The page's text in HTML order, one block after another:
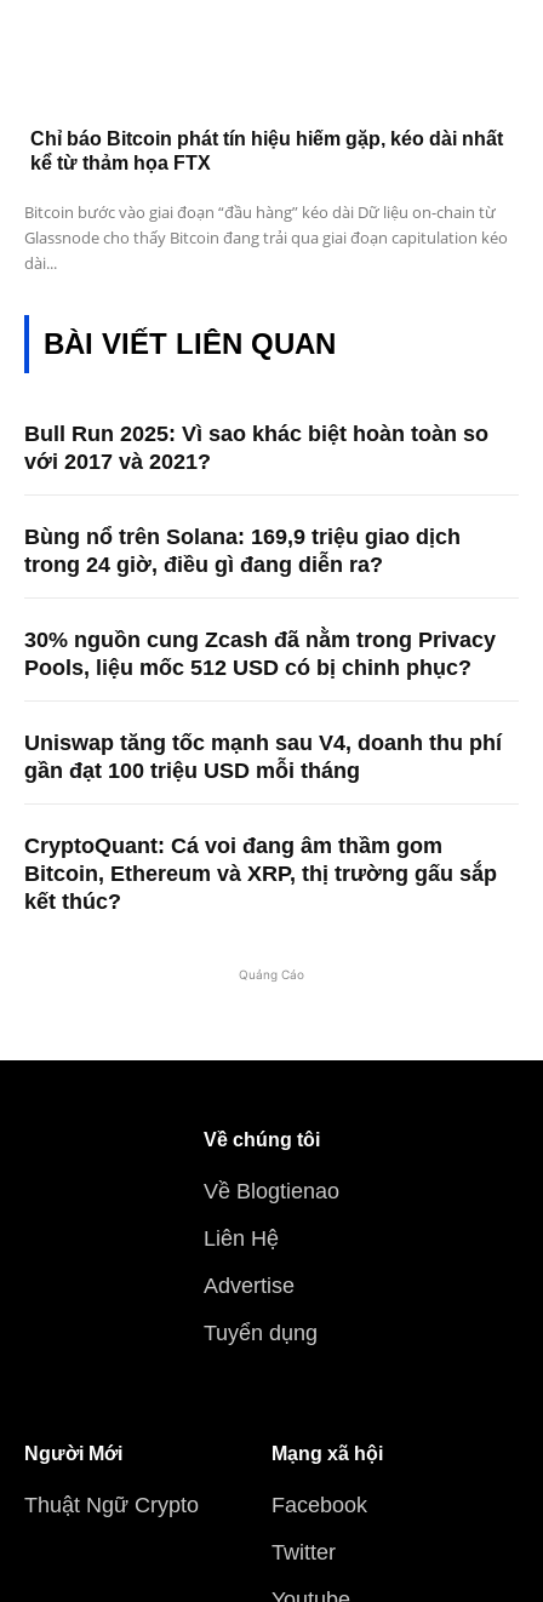
Chỉ báo Bitcoin phát tín hiệu hiếm gặp, kéo dài nhất
kể từ thảm họa FTX
Bitcoin bước vào giai đoạn “đầu hàng” kéo dài Dữ liệu on-chain từ
Glassnode cho thấy Bitcoin đang trải qua giai đoạn capitulation kéo
dài...
BÀI VIẾT LIÊN QUAN
Bull Run 2025: Vì sao khác biệt hoàn toàn so
với 2017 và 2021?
Bùng nổ trên Solana: 169,9 triệu giao dịch
trong 24 giờ, điều gì đang diễn ra?
30% nguồn cung Zcash đã nằm trong Privacy
Pools, liệu mốc 512 USD có bị chinh phục?
Uniswap tăng tốc mạnh sau V4, doanh thu phí
gần đạt 100 triệu USD mỗi tháng
CryptoQuant: Cá voi đang âm thầm gom
Bitcoin, Ethereum và XRP, thị trường gấu sắp
kết thúc?
Quảng Cáo
Về chúng tôi
Về Blogtienao
Liên Hệ
Advertise
Tuyển dụng
Người Mới
Thuật Ngữ Crypto
Mạng xã hội
Facebook
Twitter